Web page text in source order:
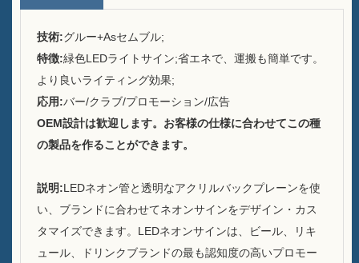
私たちが提供したブランド
私たちのチーム
ケースE LEDスクーアアイス
バケツ
技術:グルー+Asセムブル;
特徴:緑色LEDライトサイン;省エネで、運搬も簡単です。
より良いライティング効果;
応用:バー/クラブ/プロモーション/広告
OEM設計は歓迎します。お客様の仕様に合わせてこの種
の製品を作ることができます。
説明:LEDネオン管と透明なアクリルバックプレーンを使
い、ブランドに合わせてネオンサインをデザイン・カス
タマイズできます。LEDネオンサインは、ビール、リキ
ュール、ドリンクブランドの最も認知度の高いプロモー